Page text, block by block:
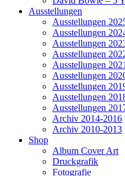
Ausstellungen
Ausstellungen
Ausstellungen
Ausstellungen
Ausstellungen
Ausstellungen
Ausstellungen
Ausstellungen
Ausstellungen
Ausstellungen
Archiv 2014-2016
Archiv 2010-2013
Shop
Album Cover Art
Druckgrafik
Fotografie